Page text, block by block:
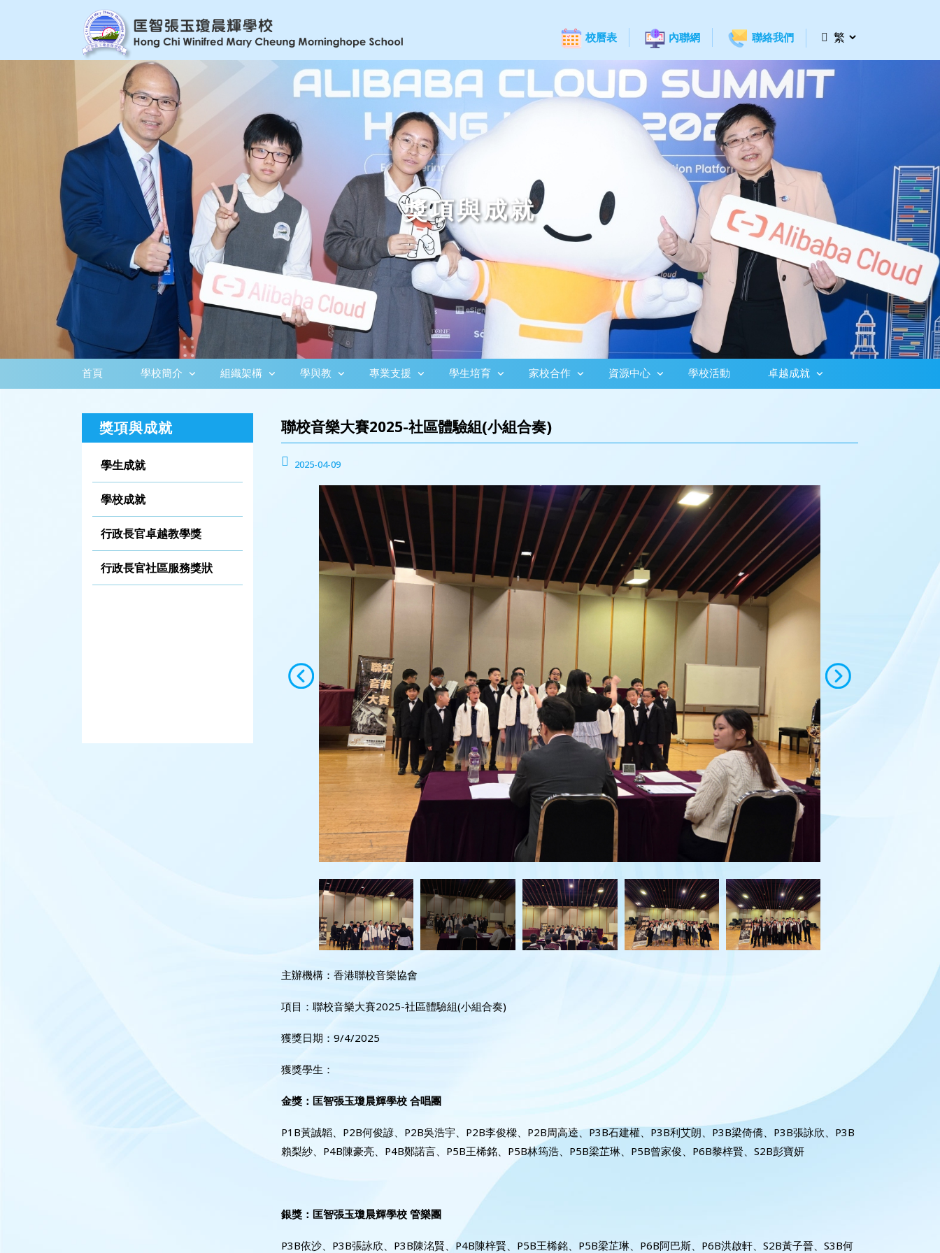
校曆表 內聯網 聯絡我們
獎項與成就
首頁 學校簡介 組織架構 學與教 專業支援 學生培育 家校合作 資源中心 學校活動 卓越成就
獎項與成就
學生成就
學校成就
行政長官卓越教學獎
行政長官社區服務獎狀
聯校音樂大賽2025-社區體驗組(小組合奏)
2025-04-09
主辦機構：香港聯校音樂協會
項目：聯校音樂大賽2025-社區體驗組(小組合奏)
獲獎日期：9/4/2025
獲獎學生：
金獎：匡智張玉瓊晨輝學校 合唱團
P1B黃誠韜、P2B何俊諺、P2B吳浩宇、P2B李俊樑、P2B周高逵、P3B石建權、P3B利艾朗、P3B梁倚僑、P3B張詠欣、P3B
賴梨紗、P4B陳豪亮、P4B鄭諾言、P5B王桸銘、P5B林筠浩、P5B梁芷琳、P5B曾家俊、P6B黎梓賢、S2B彭寶妍
銀獎：匡智張玉瓊晨輝學校 管樂團
P3B依沙、P3B張詠欣、P3B陳洺賢、P4B陳梓賢、P5B王桸銘、P5B梁芷琳、P6B阿巴斯、P6B洪啟軒、S2B黃子晉、S3B何